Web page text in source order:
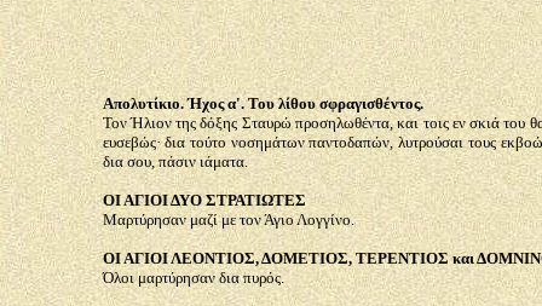
Απολυτίκιο. Ήχος α'. Του λίθου σφραγισθέντος.
Τον Ήλιον της δόξης Σταυρώ προσηλωθέντα, και τοις εν σκιά του
ευσεβώς· δια τούτο νοσημάτων παντοδαπών, λυτρούσαι τους
δια σου, πάσιν ιάματα.
ΟΙ ΑΓΙΟΙ ΔΥΟ ΣΤΡΑΤΙΩΤΕΣ
Μαρτύρησαν μαζί με τον Άγιο Λογγίνο.
ΟΙ ΑΓΙΟΙ ΛΕΟΝΤΙΟΣ, ΔΟΜΕΤΙΟΣ, ΤΕΡΕΝΤΙΟΣ και
Όλοι μαρτύρησαν δια πυρός.